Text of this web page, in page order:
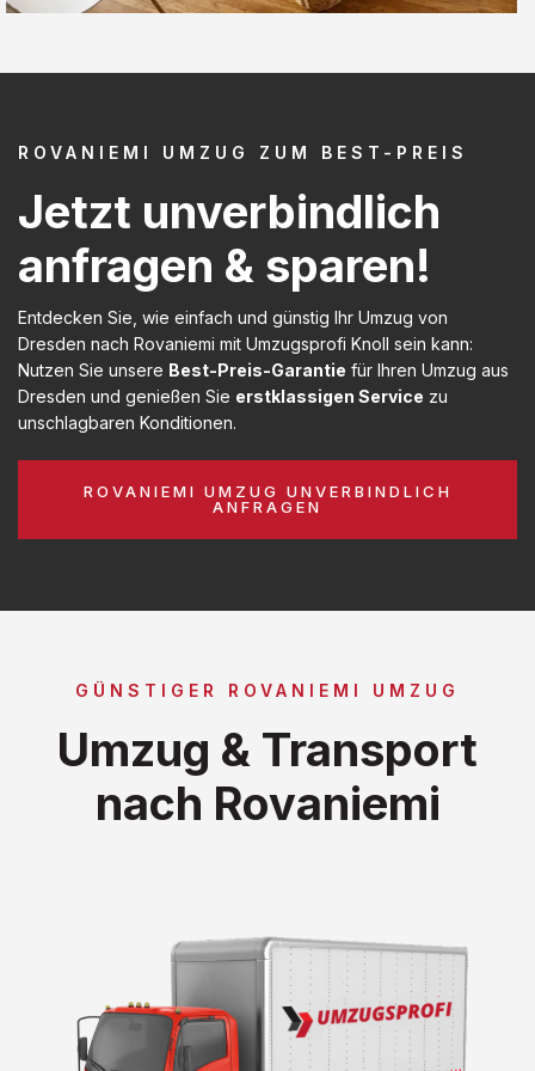
ROVANIEMI UMZUG ZUM BEST-PREIS
Jetzt unverbindlich
anfragen & sparen!
Entdecken Sie, wie einfach und günstig Ihr Umzug von
Dresden nach Rovaniemi mit Umzugsprofi Knoll sein kann:
Nutzen Sie unsere Best-Preis-Garantie für Ihren Umzug aus
Dresden und genießen Sie erstklassigen Service zu
unschlagbaren Konditionen.
ROVANIEMI UMZUG UNVERBINDLICH
ANFRAGEN
GÜNSTIGER ROVANIEMI UMZUG
Umzug & Transport
nach Rovaniemi